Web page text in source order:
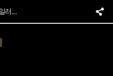
국립창극단 <귀토-토끼의 팔란> 트레일러 오프닝